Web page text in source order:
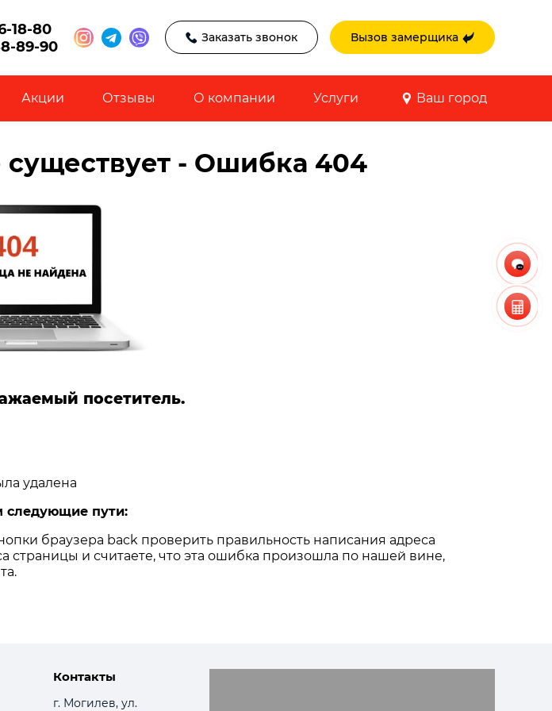
18-80
89-90
Заказать звонок Вызов замерщика
Акции Отзывы О компании Услуги Ваш город
- Ошибка 404
посетитель.
удалена
следующие пути:
браузера back проверить правильность написания адреса
страницы и считаете, что эта ошибка произошла по нашей вине,
Контакты
г. Могилев, ул.